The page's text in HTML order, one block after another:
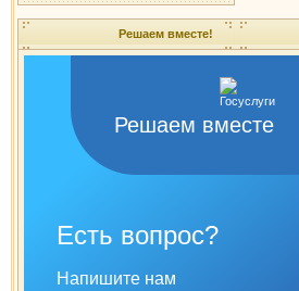
Решаем вместе!
Решаем вместе
Есть вопрос?
Напишите нам